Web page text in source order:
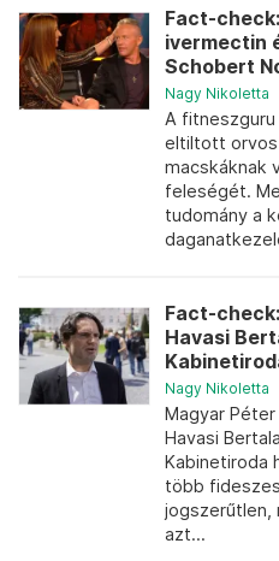
Fact-
ivermectin
Schobert
Nagy Nikoletta
A
eltiltott orvos
macskáknak
feleségét.
tudomány a
Fact-
Havasi
Nagy Nikoletta
Magyar
Havasi
Kabinetiroda
több
jogszerűtlen,
azt...